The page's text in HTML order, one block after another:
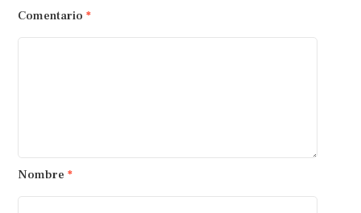
Comentario *
Nombre *